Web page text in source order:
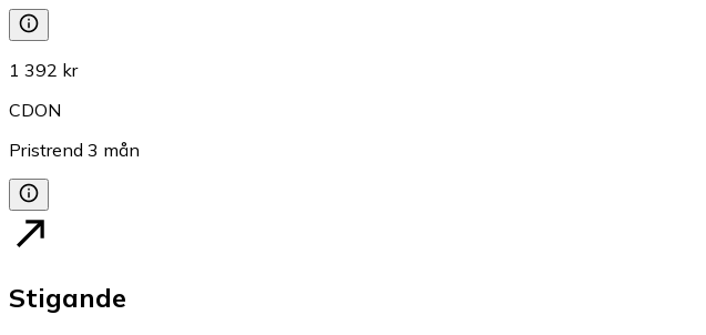
1 392 kr
CDON
Pristrend 3 mån
Stigande